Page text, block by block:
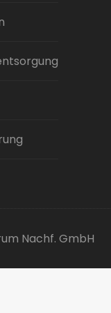
Nachf. GmbH